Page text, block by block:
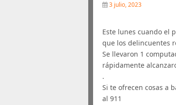
3 julio, 2023
Este lunes cuando el
que los delincuentes
Se llevaron 1
rápidamente
.
Si te ofrecen cosas a
al 911